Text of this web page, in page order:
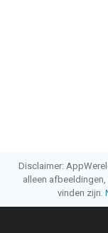
Disclaimer:
alleen afbeeldingen,
vinden zijn.